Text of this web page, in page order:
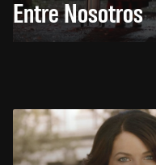
Entre Nosotros